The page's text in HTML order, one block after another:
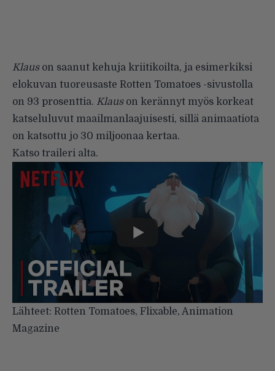
Klauson saanut kehuja kriitikoilta, ja esimerkiksi
elokuvan tuoreusaste Rotten Tomatoes -sivustolla
on 93 prosenttia. Klauson kerännyt myös korkeat
katseluluvut maailmanlaajuisesti, sillä animaatiota
on katsottu jo 30 miljoonaa kertaa.
Katso traileri alta.
Lähteet: Rotten Tomatoes, Flixable, Animation
Magazine